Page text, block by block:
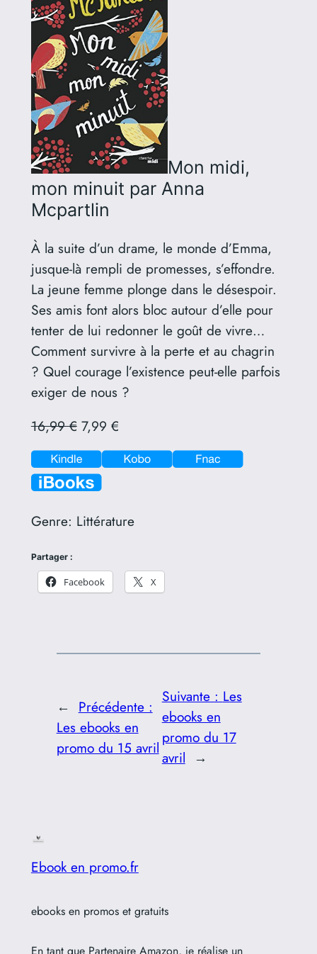
Mon midi,
mon minuit par Anna
Mcpartlin
À la suite d’un drame, le monde d’Emma,
jusque-là rempli de promesses, s’effondre.
La jeune femme plonge dans le désespoir.
Ses amis font alors bloc autour d’elle pour
tenter de lui redonner le goût de vivre…
Comment survivre à la perte et au chagrin
? Quel courage l’existence peut-elle parfois
exiger de nous ?
16,99 €7,99 €
Genre: Littérature
Partager :
Facebook X
← Précédente :
Les ebooks en
promo du 15 avril
Suivante : Les
ebooks en
promo du 17
avril →
Ebook en promo.fr
ebooks en promos et gratuits
En tant que Partenaire Amazon, je réalise un